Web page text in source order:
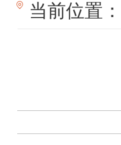
当前位置：